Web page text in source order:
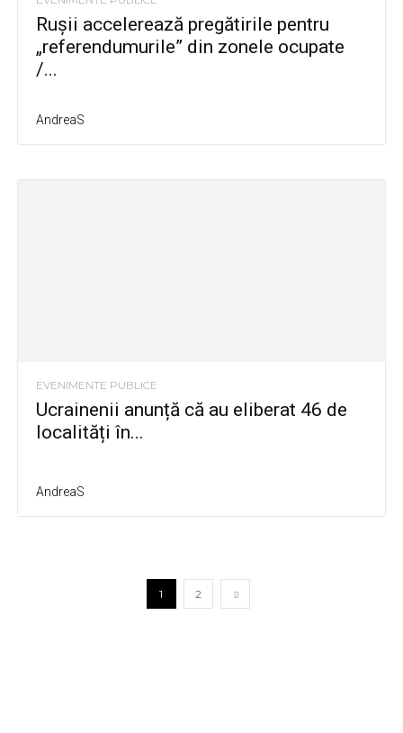
Rușii accelerează pregătirile pentru
„referendumurile” din zonele ocupate
/...
AndreaS
EVENIMENTE PUBLICE
Ucrainenii anunță că au eliberat 46 de
localități în...
AndreaS
1 2